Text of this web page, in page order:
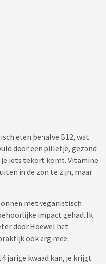
eten behalve B12, wat
door een pilletje, gezond
iets tekort komt. Vitamine
in de zon te zijn, maar
met veganistisch
impact gehad. Ik
door.Hoewel het
ook erg mee.
jarige kwaad kan, je krijgt